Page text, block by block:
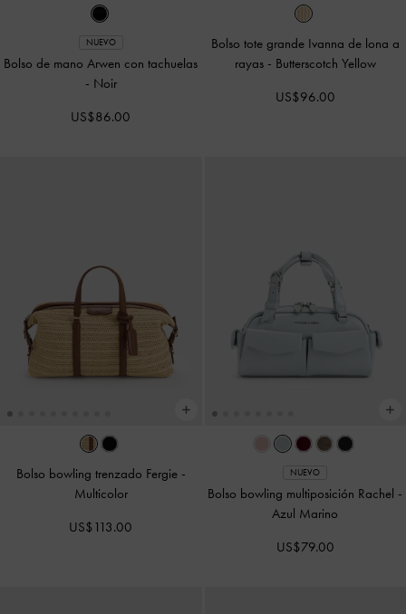
NUEVO
Bolso de mano Arwen con tachuelas
- Noir
US$86.00
Bolso tote grande Ivanna de lona a
rayas - Butterscotch Yellow
US$96.00
Bolso bowling trenzado Fergie -
Multicolor
US$113.00
NUEVO
Bolso bowling multiposición Rachel -
Azul Marino
US$79.00